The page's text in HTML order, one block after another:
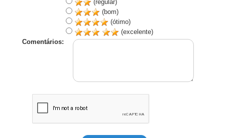
(regular)
(bom)
(ótimo)
(excelente)
Comentários: